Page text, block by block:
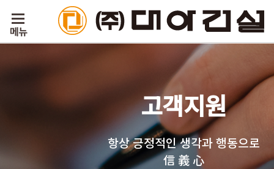
고객지원
항상 긍정적인 생각과 행동으로
信 義 心